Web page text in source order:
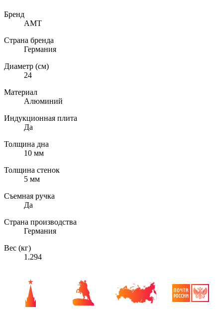
Бренд
AMT
Страна бренда
Германия
Диаметр (см)
24
Материал
Алюминий
Индукционная плита
Да
Толщина дна
10 мм
Толщина стенок
5 мм
Съемная ручка
Да
Страна производства
Германия
Вес (кг)
1.294